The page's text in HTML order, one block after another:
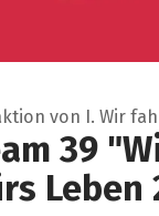
von I. Wir
39
Leben